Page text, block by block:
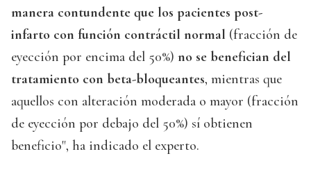
manera contundente que los pacientes post-
infarto con función contráctil normal (fracción de
eyección por encima del 50%) no se benefician del
tratamiento con beta-bloqueantes, mientras que
aquellos con alteración moderada o mayor (fracción
de eyección por debajo del 50%) sí obtienen
beneficio", ha indicado el experto.